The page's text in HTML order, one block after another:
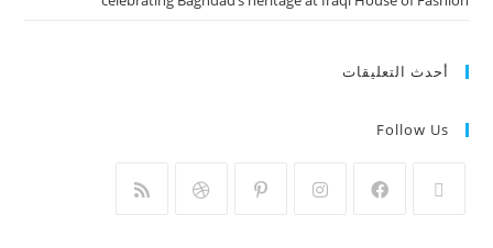
أحدث التعليقات
Follow Us